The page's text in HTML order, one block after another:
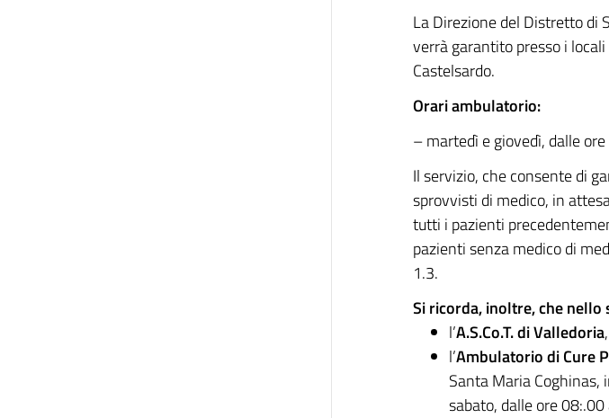
La Direzione del Distretto di
verrà garantito presso i
Castelsardo.
Orari ambulatorio:
– martedì e giovedì, dalle
Il servizio, che consente di
sprovvisti di medico, in
tutti i pazienti
pazienti senza medico di
1.3.
Si ricorda, inoltre, che
l’A.S.Co.T. di Valledoria
l’Ambulatorio di Cure
Santa Maria Coghinas,
sabato, dalle ore